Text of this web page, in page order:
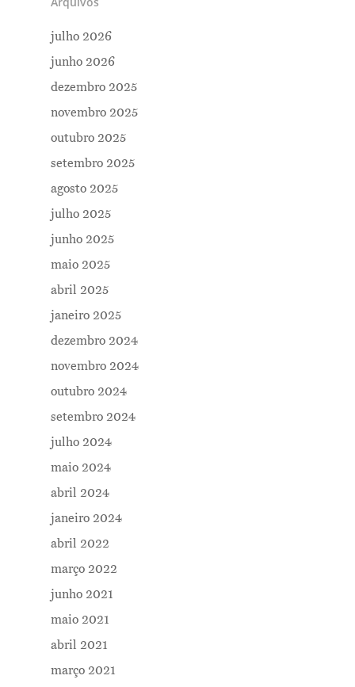
julho 2026
junho 2026
dezembro 2025
novembro 2025
outubro 2025
setembro 2025
agosto 2025
julho 2025
junho 2025
maio 2025
abril 2025
janeiro 2025
dezembro 2024
novembro 2024
outubro 2024
setembro 2024
julho 2024
maio 2024
abril 2024
janeiro 2024
abril 2022
março 2022
junho 2021
maio 2021
abril 2021
março 2021